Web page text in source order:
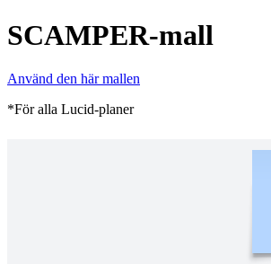
SCAMPER-mall
Använd den här mallen
*För alla Lucid-planer